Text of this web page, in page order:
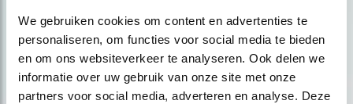
We gebruiken cookies om content en advertenties te
personaliseren, om functies voor social media te bieden
en om ons websiteverkeer te analyseren. Ook delen we
informatie over uw gebruik van onze site met onze
partners voor social media, adverteren en analyse. Deze